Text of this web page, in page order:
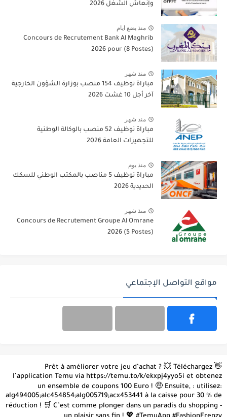
وإنعاش الشغل 2026
منذ بضع ايام
Concours de Recrutement Bank Al Maghrib
2026 pour (8 Postes)
منذ شهر
مباراة توظيف 154 منصب بوزارة الشؤون الخارجية
آخر أجل 10 غشت 2026
منذ شهر
مباراة توظيف 52 منصب بالوكالة الوطنية
للتجهيزات العامة 2026
منذ يوم
مباراة توظيف 5 مناصب بالمكتب الوطني للسكك
الحديدية 2026
منذ شهر
Concours de Recrutement Groupe Al Omrane
2026 (5 Postes)
مواقع التواصل الإجتماعي
👋 Prêt à améliorer votre jeu d’achat ? 💥 Téléchargez
l’application Temu via https://temu.to/k/ekxpj4yyo5i et obtenez
un ensemble de coupons 100 Euro ! 🤑 Ensuite, : utilisez:
alg494005;alc454854;alg005719;acx453441 à la caisse pour 30 % de
réduction ! 🛒 C’est comme plonger dans un paradis du shopping -